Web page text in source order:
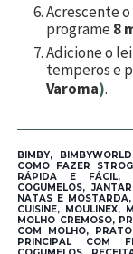
Acrescente
programe8
Adicione o
temperos e
Varoma).
BIMBY,
COMO FAZER
RÁPIDA E FÁCIL,
COGUMELOS,
NATAS E
CUISINE, MOULINEX,
MOLHO CREMOSO,
COM MOLHO,
PRINCIPAL COM